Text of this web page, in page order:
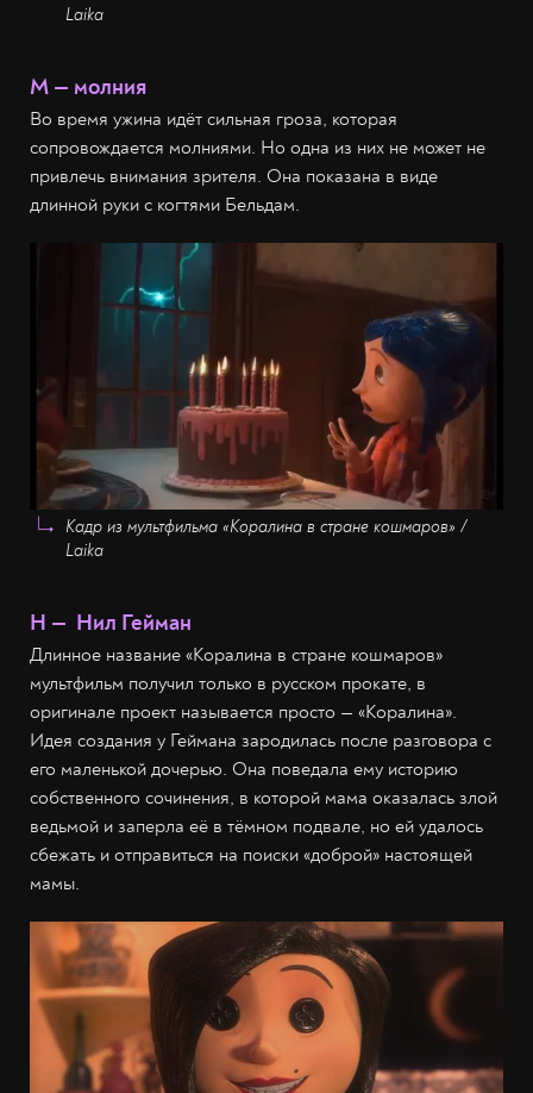
Laika
М — молния
Во время ужина идёт сильная гроза, которая
сопровождается молниями. Но одна из них не может не
привлечь внимания зрителя. Она показана в виде
длинной руки с когтями Бельдам.
Кадр из мультфильма «Коралина в стране кошмаров» /
Laika
Н — Нил Гейман
Длинное название «Коралина в стране кошмаров»
мультфильм получил только в русском прокате, в
оригинале проект называется просто — «Коралина».
Идея создания у Геймана зародилась после разговора с
его маленькой дочерью. Она поведала ему историю
собственного сочинения, в которой мама оказалась злой
ведьмой и заперла её в тёмном подвале, но ей удалось
сбежать и отправиться на поиски «доброй» настоящей
мамы.